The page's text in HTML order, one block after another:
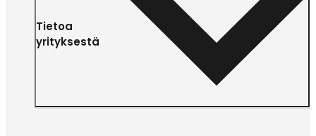
Tietoa
yrityksestä